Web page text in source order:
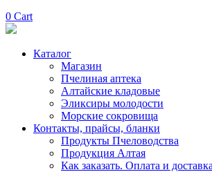
0 Cart
Каталог
Магазин
Пчелиная аптека
Алтайские кладовые
Эликсиры молодости
Морские сокровища
Контакты, прайсы, бланки
Продукты Пчеловодства
Продукция Алтая
Как заказать. Оплата и